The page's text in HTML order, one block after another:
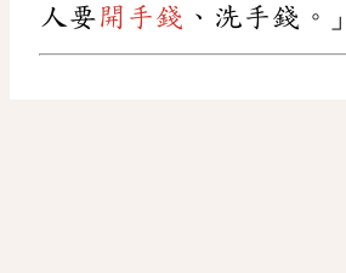
人要開手錢 、洗手錢。」